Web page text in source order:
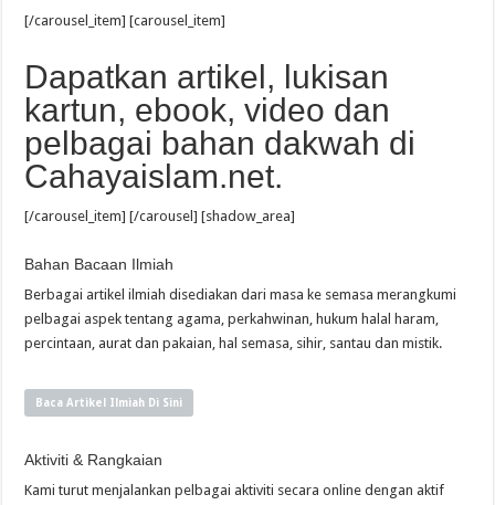
[/carousel_item] [carousel_item]
Dapatkan artikel, lukisan
kartun, ebook, video dan
pelbagai bahan dakwah di
Cahayaislam.net.
[/carousel_item] [/carousel] [shadow_area]
Bahan Bacaan Ilmiah
Berbagai artikel ilmiah disediakan dari masa ke semasa merangkumi
pelbagai aspek tentang agama, perkahwinan, hukum halal haram,
percintaan, aurat dan pakaian, hal semasa, sihir, santau dan mistik.
Baca Artikel Ilmiah Di Sini
Aktiviti & Rangkaian
Kami turut menjalankan pelbagai aktiviti secara online dengan aktif